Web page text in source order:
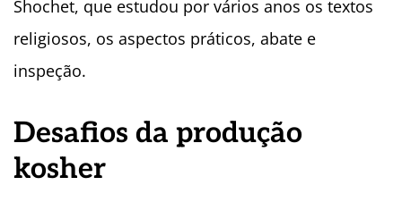
Shochet, que estudou por vários anos os textos
religiosos, os aspectos práticos, abate e
inspeção.
Desafios da produção
kosher